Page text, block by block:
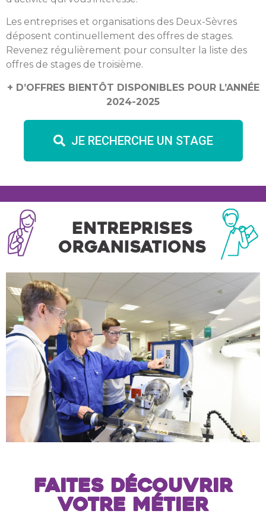
Les entreprises et organisations des Deux-Sèvres
déposent continuellement des offres de stages.
Revenez régulièrement pour consulter la liste des
offres de stages de troisième.
+ D’OFFRES BIENTÔT DISPONIBLES POUR L’ANNÉE
2024-2025
JE RECHERCHE UN STAGE
Faites découvrir
votre métier